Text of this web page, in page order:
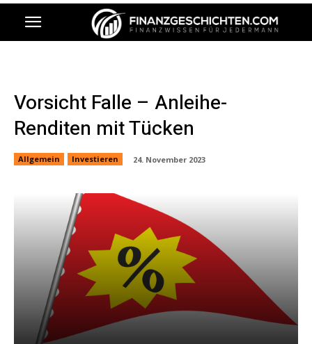
Vorsicht Falle – Anleihe-
Renditen mit Tücken
Allgemein Investieren 24. November 2023